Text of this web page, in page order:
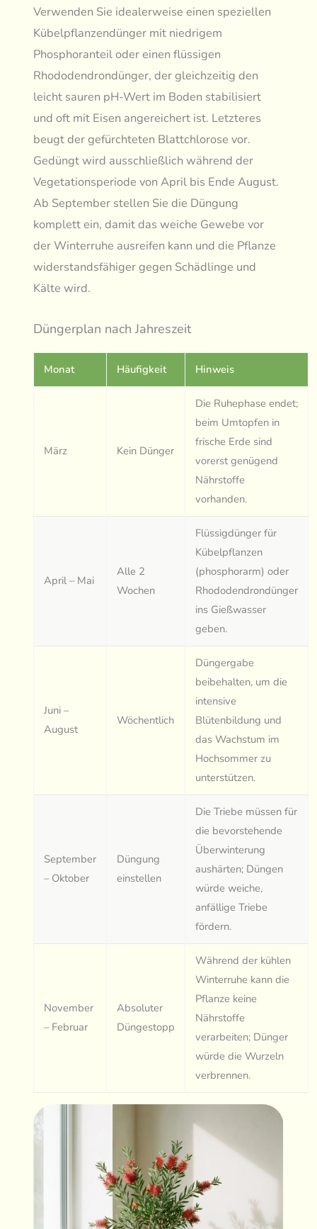
Verwenden Sie idealerweise einen speziellen
Kübelpflanzendünger mit niedrigem
Phosphoranteil oder einen flüssigen
Rhododendrondünger, der gleichzeitig den
leicht sauren pH-Wert im Boden stabilisiert
und oft mit Eisen angereichert ist. Letzteres
beugt der gefürchteten Blattchlorose vor.
Gedüngt wird ausschließlich während der
Vegetationsperiode von April bis Ende August.
Ab September stellen Sie die Düngung
komplett ein, damit das weiche Gewebe vor
der Winterruhe ausreifen kann und die Pflanze
widerstandsfähiger gegen Schädlinge und
Kälte wird.
Düngerplan nach Jahreszeit
Monat Häufigkeit Hinweis
März Kein Dünger
Die Ruhephase endet;
beim Umtopfen in
frische Erde sind
vorerst genügend
Nährstoffe
vorhanden.
April – Mai
Alle 2
Wochen
Flüssigdünger für
Kübelpflanzen
(phosphorarm) oder
Rhododendrondünger
ins Gießwasser
geben.
Juni –
August
Wöchentlich
Düngergabe
beibehalten, um die
intensive
Blütenbildung und
das Wachstum im
Hochsommer zu
unterstützen.
September
– Oktober
Düngung
einstellen
Die Triebe müssen für
die bevorstehende
Überwinterung
aushärten; Düngen
würde weiche,
anfällige Triebe
fördern.
November
– Februar
Absoluter
Düngestopp
Während der kühlen
Winterruhe kann die
Pflanze keine
Nährstoffe
verarbeiten; Dünger
würde die Wurzeln
verbrennen.